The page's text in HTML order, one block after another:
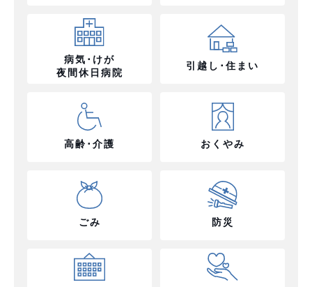
病気･けが
夜間休日病院
引越し･住まい
高齢･介護 おくやみ
ごみ 防災